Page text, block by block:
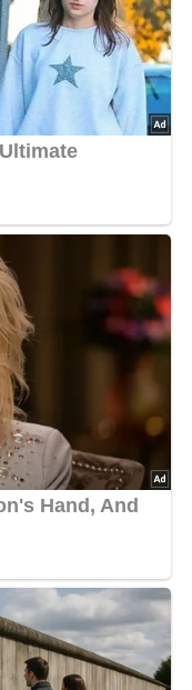
Raum bis zu
dem Öffnen sollte
von 2 bis 3
eine geeignete
spezielle
Diabetiker geeignet
mit einer